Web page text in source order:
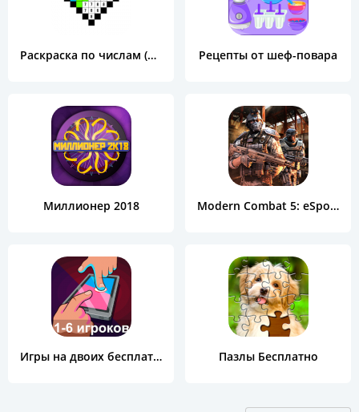
Раскраска по числам (Color by Number) Рецепты от шеф-повара
Миллионер 2018 Modern Combat 5: eSports FPS
Игры на двоих бесплатно Пазлы Бесплатно